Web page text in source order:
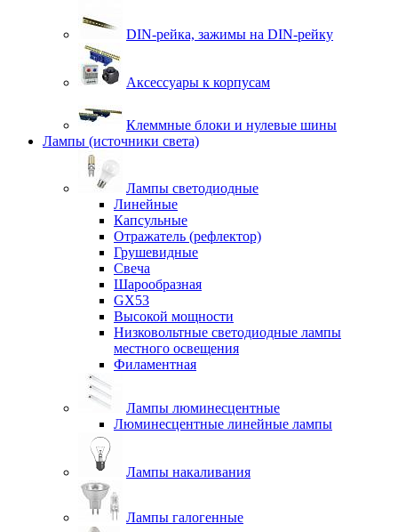
DIN-рейка, зажимы на DIN-рейку
Аксессуары к корпусам
Клеммные блоки и нулевые шины
Лампы (источники света)
Лампы светодиодные
Линейные
Капсульные
Отражатель (рефлектор)
Грушевидные
Свеча
Шарообразная
GX53
Высокой мощности
Низковольтные светодиодные лампы
местного освещения
Филаментная
Лампы люминесцентные
Люминесцентные линейные лампы
Лампы накаливания
Лампы галогенные